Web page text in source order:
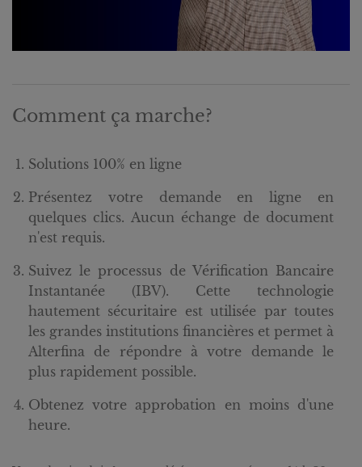
Comment ça marche?
Solutions 100% en ligne
Présentez votre demande en ligne en
quelques clics. Aucun échange de document
n'est requis.
Suivez le processus de Vérification Bancaire
Instantanée (IBV). Cette technologie
hautement sécuritaire est utilisée par toutes
les grandes institutions financières et permet à
Alterfina de répondre à votre demande le
plus rapidement possible.
Obtenez votre approbation en moins d'une
heure.